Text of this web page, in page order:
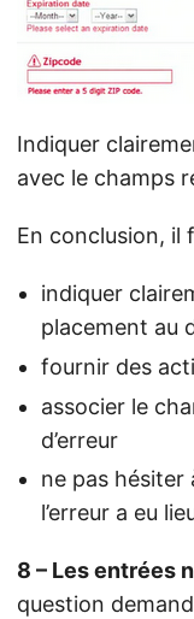
Indiquer
avec le champs
En conclusion, il
indiquer
placement au
fournir des
associer le
d’erreur
ne pas hésiter
l’erreur a eu
8 – Les entrées
question